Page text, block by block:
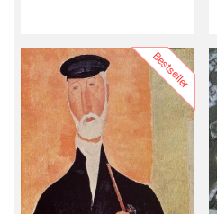
Bestseller